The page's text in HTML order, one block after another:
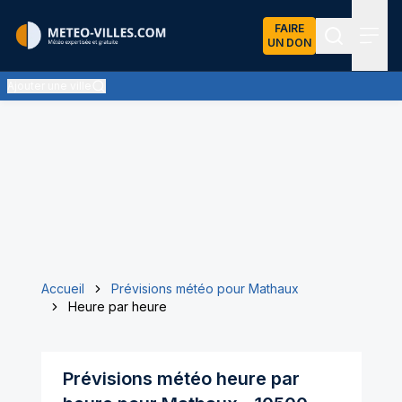
FAIRE
UN DON
Accueil
Prévisions météo pour Mathaux
Heure par heure
Prévisions météo heure par